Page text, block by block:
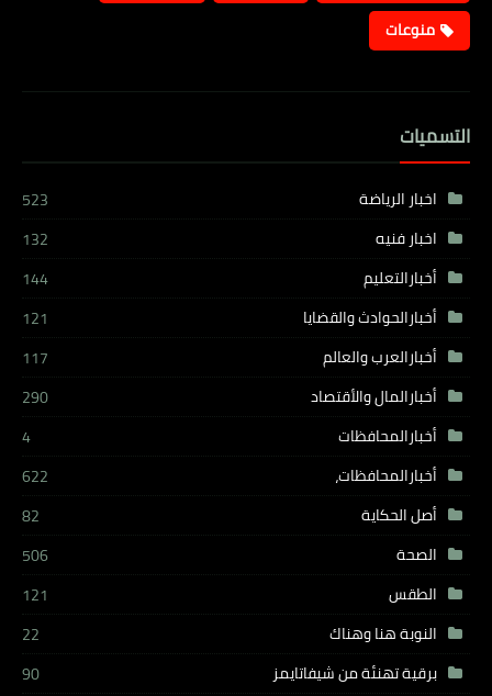
منوعات
التسميات
اخبار الرياضة
523
اخبار فنيه
132
أخبارالتعليم
144
أخبارالحوادث والقضايا
121
أخبارالعرب والعالم
117
أخبارالمال والأقتصاد
290
أخبارالمحافظات
4
أخبارالمحافظات،
622
أصل الحكاية
82
الصحة
506
الطقس
121
النوبة هنا وهناك
22
برقية تهنئة من شيفاتايمز
90